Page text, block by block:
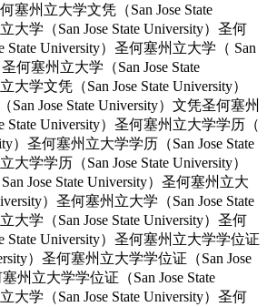
塞州立大学文凭（San Jose State
大学（San Jose State University）圣何
State University）圣何塞州立大学（ San
何塞州立大学（San Jose State
大学文凭（San Jose State University）
Jose State University）文凭圣何塞州
State University）圣何塞州立大学学历（
）圣何塞州立大学学历（San Jose State
大学学历（San Jose State University）
Jose State University）圣何塞州立大
）圣何塞州立大学（San Jose State
大学（San Jose State University）圣何
State University）圣何塞州立大学学位证
）圣何塞州立大学学位证（San Jose
州立大学学位证（San Jose State
大学（San Jose State University）圣何